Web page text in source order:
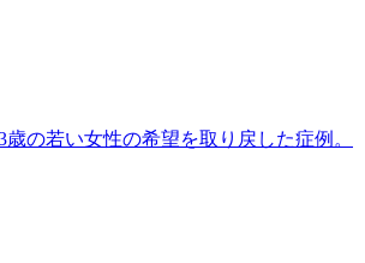
の若い女性の希望を取り戻した症例。